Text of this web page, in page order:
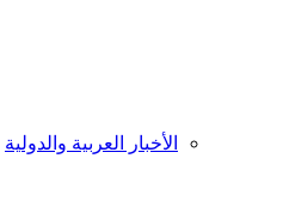
الأخبار العربية والدولية